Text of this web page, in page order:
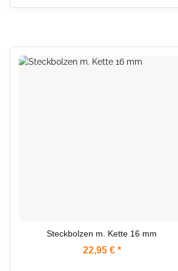
Steckbolzen m. Kette 16 mm
22,95 € *